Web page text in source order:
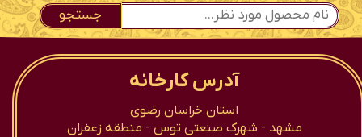
استان خراسان رضوی
مشهد - شهرک صنعتی توس - منطقه زعفران
آدرس کارخانه
جستجو